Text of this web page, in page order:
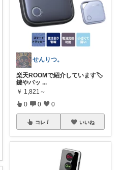
せんりつ。
楽天ROOMで紹介しています🏷️
鍵やバッ ...
￥ 1,821～
0 0 0
コレ いいね